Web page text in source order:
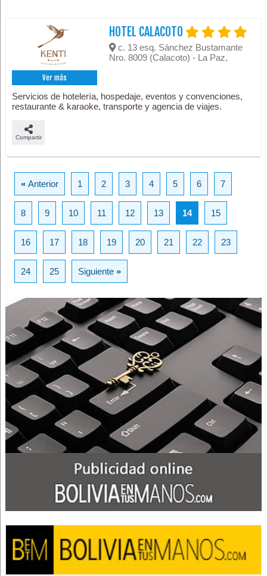
Ver más
HOTEL CALACOTO
c. 13 esq. Sánchez Bustamante
Nro. 8009 (Calacoto) - La Paz,
Servicios de hotelería, hospedaje, eventos y convenciones,
restaurante & karaoke, transporte y agencia de viajes.
Compartir
«Anterior 1 2 3 4 5 6 7
8 9 10 11 12 13 14 15
16 17 18 19 20 21 22 23
24 25 Siguiente»